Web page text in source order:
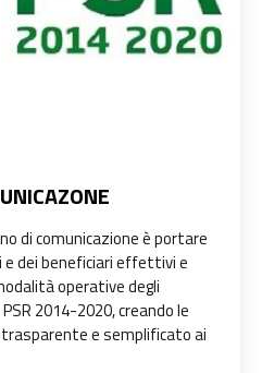
di comunicazione è portare
e dei beneficiari effettivi e
operative degli
2014-2020, creando le
e semplificato ai